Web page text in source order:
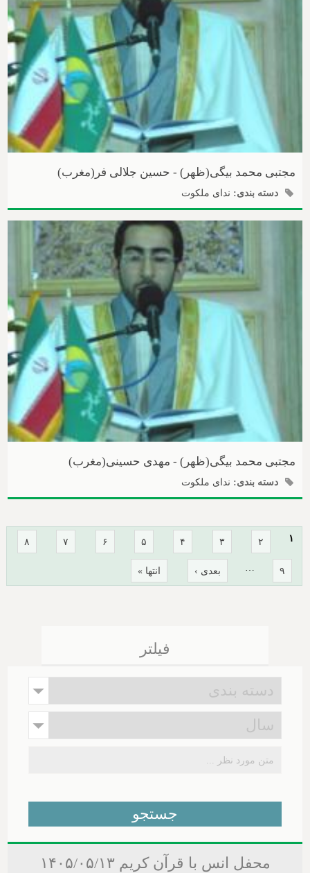
مجتبی محمد بیگی(ظهر) - حسین جلالی فر(مغرب)
دسته بندی: ندای ملکوت
مجتبی محمد بیگی(ظهر) - مهدی حسینی(مغرب)
دسته بندی: ندای ملکوت
صفحه‌ها
۱ ۲ ۳ ۴ ۵ ۶ ۷ ۸
۹ … بعدی › انتها »
فیلتر
محفل انس با قرآن کریم ۱۴۰۵/۰۵/۱۳